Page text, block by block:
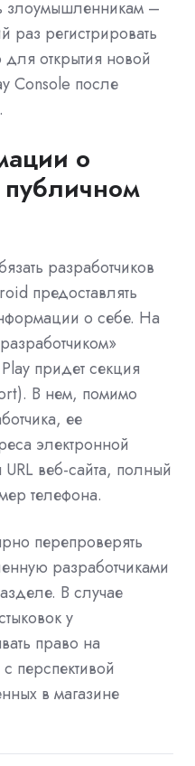
злоумышленникам –
раз регистрировать
открытия новой
Console после
о
публичном
разработчиков
предоставлять
о себе. На
придет секция
В нем, помимо
ее
электронной
URL веб-сайта, полный
телефона.
перепроверять
разработчиками
В случае
у
право на
перспективой
в магазине